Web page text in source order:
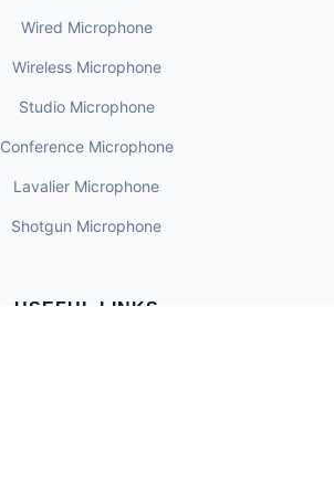
Wired Microphone
Wireless Microphone
Studio Microphone
Conference Microphone
Lavalier Microphone
Shotgun Microphone
USEFUL LINKS